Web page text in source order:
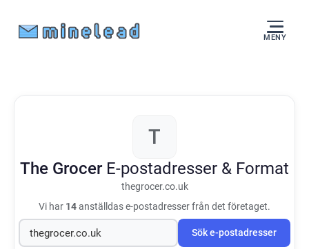
MENY
T
The Grocer E-postadresser & Format
thegrocer.co.uk
Vi har 14anställdas e-postadresser från det företaget.
Sök e-postadresser